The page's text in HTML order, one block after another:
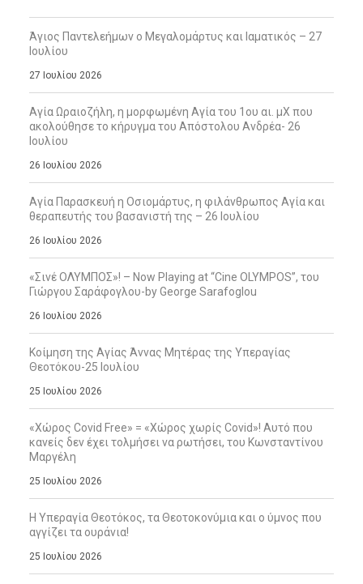
Άγιος Παντελεήμων ο Μεγαλομάρτυς και Ιαματικός – 27
Ιουλίου
27 Ιουλίου 2026
Αγία Ωραιοζήλη, η μορφωμένη Αγία του 1ου αι. μΧ που
ακολούθησε το κήρυγμα του Απόστολου Ανδρέα- 26
Ιουλίου
26 Ιουλίου 2026
Αγία Παρασκευή η Οσιομάρτυς, η φιλάνθρωπος Αγία και
θεραπευτής του βασανιστή της – 26 Ιουλίου
26 Ιουλίου 2026
«Σινέ ΟΛΥΜΠΟΣ»! – Now Playing at “Cine OLYMPOS”, του
Γιώργου Σαράφογλου-by George Sarafoglou
26 Ιουλίου 2026
Κοίμηση της Αγίας Άννας Μητέρας της Υπεραγίας
Θεοτόκου-25 Ιουλίου
25 Ιουλίου 2026
«Χώρος Covid Free» = «Χώρος χωρίς Covid»! Αυτό που
κανείς δεν έχει τολμήσει να ρωτήσει, του Κωνσταντίνου
Μαργέλη
25 Ιουλίου 2026
Η Υπεραγία Θεοτόκος, τα Θεοτοκονύμια και ο ύμνος που
αγγίζει τα ουράνια!
25 Ιουλίου 2026